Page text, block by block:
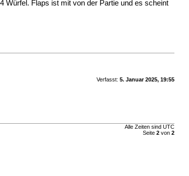
Würfel. Flaps ist mit von der Partie und es scheint
Verfasst: 5. Januar 2025, 19:55
Alle Zeiten sind UTC
Seite 2von 2